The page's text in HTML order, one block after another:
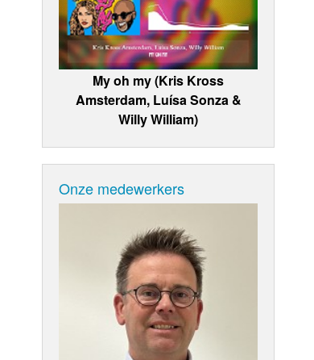
My oh my (Kris Kross
Amsterdam, Luísa Sonza &
Willy William)
Onze medewerkers